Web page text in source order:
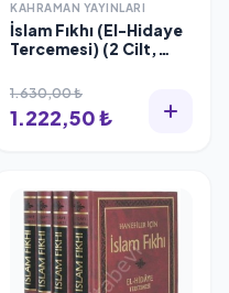
KAHRAMAN YAYINLARI
İslam Fıkhı (El-Hidaye
Tercemesi) (2 Cilt,
Merginani
1.630,00 ₺
1.222,50 ₺